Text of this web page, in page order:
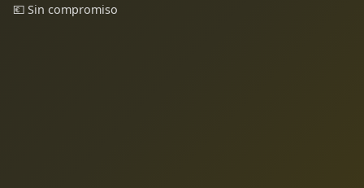
💶 Sin compromiso